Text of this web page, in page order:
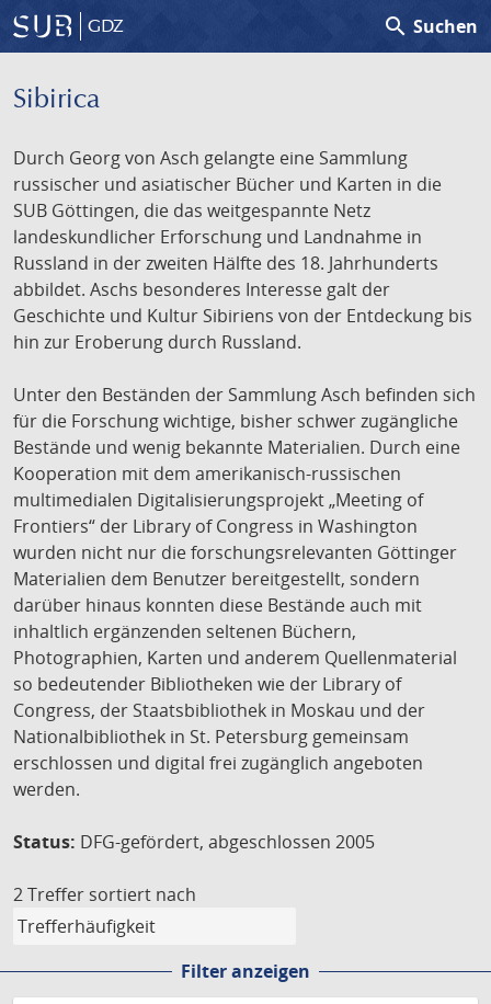
GDZ search Suchen
Sibirica
Durch Georg von Asch gelangte eine Sammlung
russischer und asiatischer Bücher und Karten in die
SUB Göttingen, die das weitgespannte Netz
landeskundlicher Erforschung und Landnahme in
Russland in der zweiten Hälfte des 18. Jahrhunderts
abbildet. Aschs besonderes Interesse galt der
Geschichte und Kultur Sibiriens von der Entdeckung bis
hin zur Eroberung durch Russland.
Unter den Beständen der Sammlung Asch befinden sich
für die Forschung wichtige, bisher schwer zugängliche
Bestände und wenig bekannte Materialien. Durch eine
Kooperation mit dem amerikanisch-russischen
multimedialen Digitalisierungsprojekt „Meeting of
Frontiers“ der Library of Congress in Washington
wurden nicht nur die forschungsrelevanten Göttinger
Materialien dem Benutzer bereitgestellt, sondern
darüber hinaus konnten diese Bestände auch mit
inhaltlich ergänzenden seltenen Büchern,
Photographien, Karten und anderem Quellenmaterial
so bedeutender Bibliotheken wie der Library of
Congress, der Staatsbibliothek in Moskau und der
Nationalbibliothek in St. Petersburg gemeinsam
erschlossen und digital frei zugänglich angeboten
werden.
Status: DFG-gefördert, abgeschlossen 2005
2 Treffer sortiert nach
Filter anzeigen